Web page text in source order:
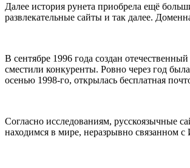
Далее история рунета приобрела ещё
развлекательные сайты и так далее.
В сентябре 1996 года создан
сместили конкуренты. Ровно через год
осенью 1998-го, открылась бесплатная
Согласно исследованиям, русскоязычные
находимся в мире, неразрывно связанном